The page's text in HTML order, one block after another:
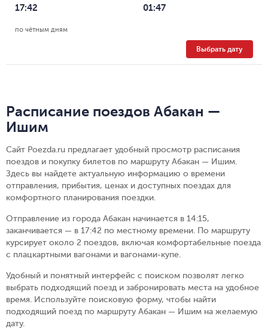
17:42 01:47
по чётным дням
Выбрать дату
Расписание поездов Абакан —
Ишим
Сайт Poezda.ru предлагает удобный просмотр расписания
поездов и покупку билетов по маршруту Абакан — Ишим.
Здесь вы найдете актуальную информацию о времени
отправления, прибытия, ценах и доступных поездах для
комфортного планирования поездки.
Отправление из города Абакан начинается в 14:15,
заканчивается — в 17:42 по местному времени. По маршруту
курсирует около 2 поездов, включая комфортабельные поезда
с плацкартными вагонами и вагонами-купе.
Удобный и понятный интерфейс с поиском позволят легко
выбрать подходящий поезд и забронировать места на удобное
время. Используйте поисковую форму, чтобы найти
подходящий поезд по маршруту Абакан — Ишим на желаемую
дату.